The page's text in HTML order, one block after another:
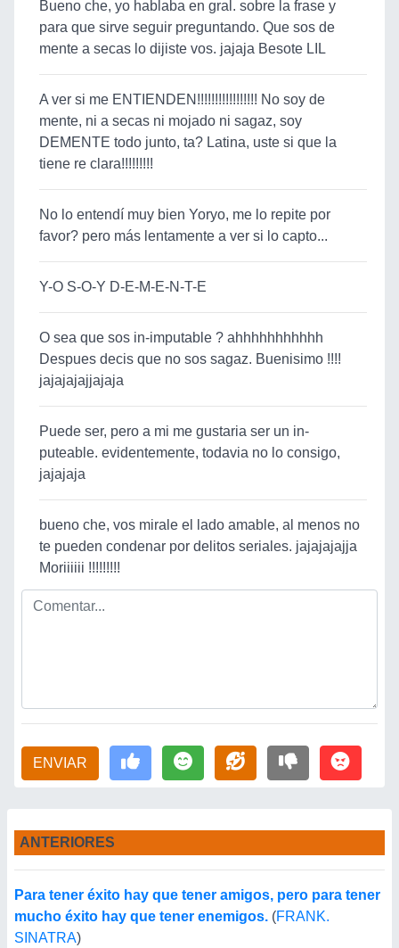
Bueno che, yo hablaba en gral. sobre la frase y
para que sirve seguir preguntando. Que sos de
mente a secas lo dijiste vos. jajaja Besote LIL
A ver si me ENTIENDEN!!!!!!!!!!!!!!!!! No soy de
mente, ni a secas ni mojado ni sagaz, soy
DEMENTE todo junto, ta? Latina, uste si que la
tiene re clara!!!!!!!!!
No lo entendí muy bien Yoryo, me lo repite por
favor? pero más lentamente a ver si lo capto...
Y-O S-O-Y D-E-M-E-N-T-E
O sea que sos in-imputable ? ahhhhhhhhhhh
Despues decis que no sos sagaz. Buenisimo !!!!
jajajajajjajaja
Puede ser, pero a mi me gustaria ser un in-
puteable. evidentemente, todavia no lo consigo,
jajajaja
bueno che, vos mirale el lado amable, al menos no
te pueden condenar por delitos seriales. jajajajajja
Moriiiiii !!!!!!!!!
ENVIAR
ANTERIORES
Para tener éxito hay que tener amigos, pero para tener
mucho éxito hay que tener enemigos. (FRANK.
SINATRA)